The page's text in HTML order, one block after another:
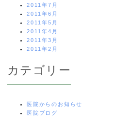
2011年7月
2011年6月
2011年5月
2011年4月
2011年3月
2011年2月
カテゴリー
医院からのお知らせ
医院ブログ